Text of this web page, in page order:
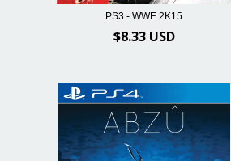
PS3 - WWE 2K15
$8.33 USD